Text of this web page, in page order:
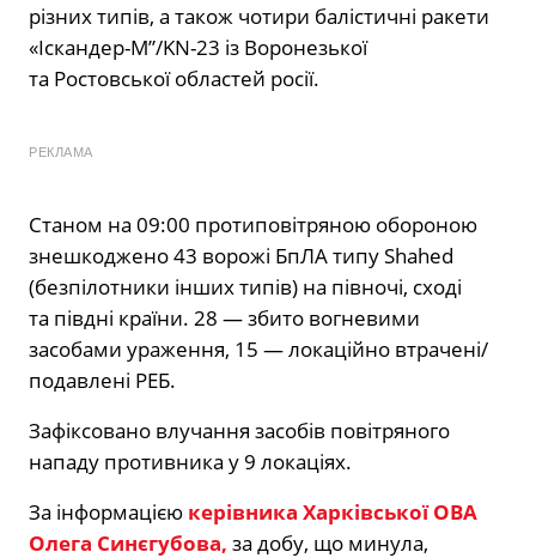
різних типів, а також чотири балістичні ракети
«Іскандер-М”/KN-23 із Воронезької
та Ростовської областей росії.
РЕКЛАМА
Станом на 09:00 протиповітряною обороною
знешкоджено 43 ворожі БпЛА типу Shahed
(безпілотники інших типів) на півночі, сході
та півдні країни. 28 — збито вогневими
засобами ураження, 15 — локаційно втрачені/
подавлені РЕБ.
Зафіксовано влучання засобів повітряного
нападу противника у 9 локаціях.
За інформацією керівника Харківської ОВА
Олега Синєгубова, за добу, що минула,